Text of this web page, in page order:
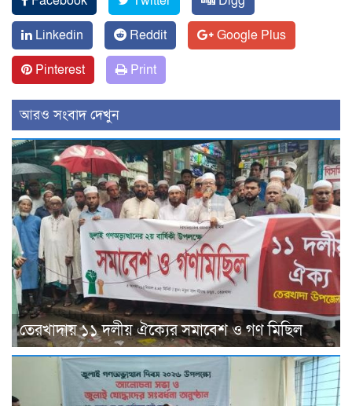
Linkedin
Reddit
Google Plus
Pinterest
Print
আরও সংবাদ দেখুন
তেরখাদায় ১১ দলীয় ঐক্যের সমাবেশ ও গণ মিছিল